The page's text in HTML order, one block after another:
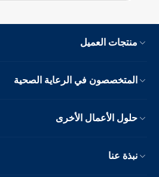
منتجات العميل
المتخصصون في الرعاية الصحية
حلول الأعمال الأخرى
نبذة عنا